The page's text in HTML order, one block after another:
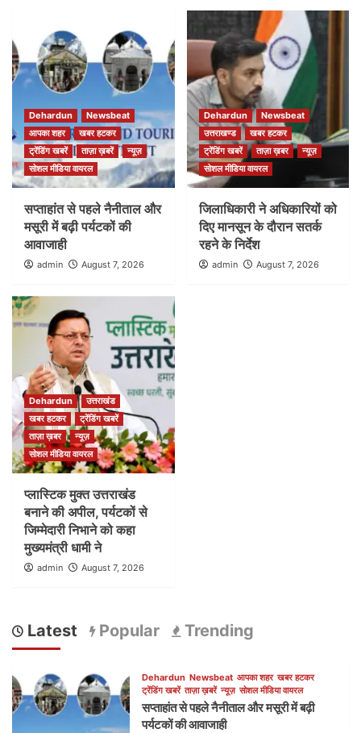
Dehardun
Newsbeat
आपका शहर
खबर हटकर
ट्रेंडिंग खबरें
ताज़ा ख़बरें
न्यूज़
सोशल मीडिया वायरल
सप्ताहांत से पहले नैनीताल और
मसूरी में बढ़ी पर्यटकों की
आवाजाही
admin August 7, 2026
Dehardun
Newsbeat
उत्तराखण्ड
खबर हटकर
ट्रेंडिंग खबरें
ताज़ा ख़बर
न्यूज़
सोशल मीडिया वायरल
जिलाधिकारी ने अधिकारियों को
दिए मानसून के दौरान सतर्क
रहने के निर्देश
admin August 7, 2026
Dehardun
उत्तराखंड
खबर हटकर
ट्रेंडिंग खबरें
ताज़ा ख़बर
न्यूज़
सोशल मीडिया वायरल
प्लास्टिक मुक्त उत्तराखंड
बनाने की अपील, पर्यटकों से
जिम्मेदारी निभाने को कहा
मुख्यमंत्री धामी ने
admin August 7, 2026
Latest Popular Trending
Dehardun Newsbeat आपका शहर खबर हटकर
ट्रेंडिंग खबरें ताज़ा ख़बरें न्यूज़ सोशल मीडिया वायरल
सप्ताहांत से पहले नैनीताल और मसूरी में बढ़ी
पर्यटकों की आवाजाही